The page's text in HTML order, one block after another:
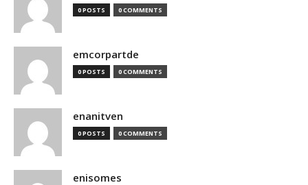
0 POSTS 0 COMMENTS
emcorpartde
0 POSTS 0 COMMENTS
enanitven
0 POSTS 0 COMMENTS
enisomes